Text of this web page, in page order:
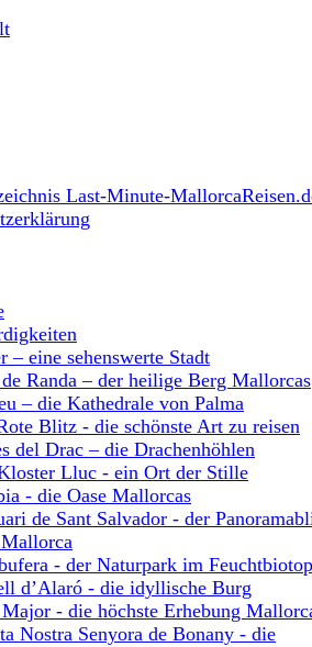
Last-Minute-
– eine sehenswerte Stadt
Randa – der heilige Berg Mallorcas
– die Kathedrale von Palma
Blitz - die schönste Art zu reisen
del Drac – die Drachenhöhlen
Lluc - ein Ort der Stille
- die Oase Mallorcas
de Sant Salvador - der
- der Naturpark im Feuchtbiotop
d’Alaró - die idyllische Burg
- die höchste Erhebung
Nostra Senyora de Bonany - die